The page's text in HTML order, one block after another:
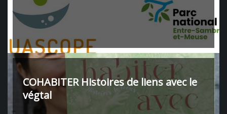
COHABITER Histoires de liens avec le
végtal